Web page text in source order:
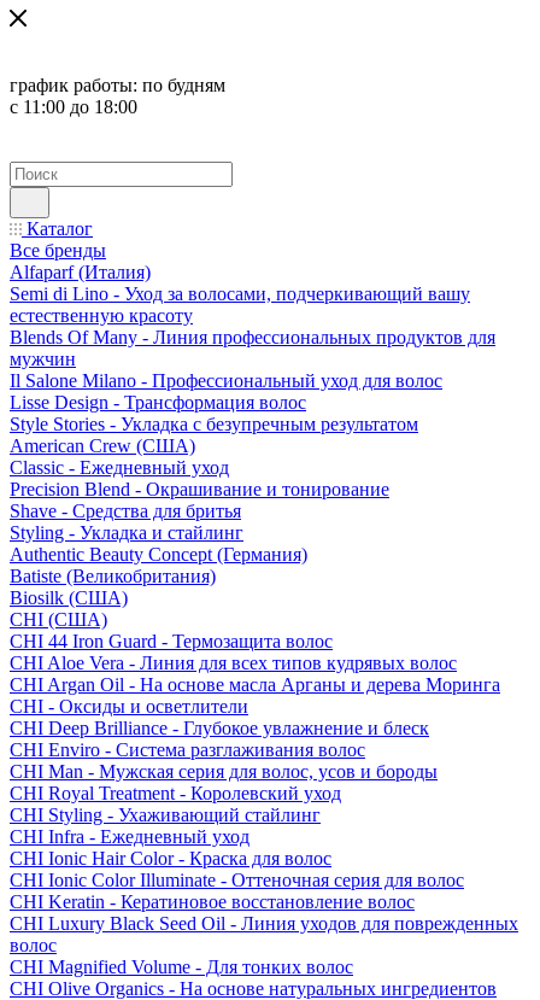
график работы: по будням
с 11:00 до 18:00
Каталог
Все бренды
Alfaparf (Италия)
Semi di Lino - Уход за волосами, подчеркивающий вашу
естественную красоту
Blends Of Many - Линия профессиональных продуктов для
мужчин
Il Salone Milano - Профессиональный уход для волос
Lisse Design - Трансформация волос
Style Stories - Укладка с безупречным результатом
American Crew (США)
Classic - Ежедневный уход
Precision Blend - Окрашивание и тонирование
Shave - Средства для бритья
Styling - Укладка и стайлинг
Authentic Beauty Concept (Германия)
Batiste (Великобритания)
Biosilk (США)
CHI (США)
CHI 44 Iron Guard - Термозащита волос
CHI Aloe Vera - Линия для всех типов кудрявых волос
CHI Argan Oil - На основе масла Арганы и дерева Моринга
CHI - Оксиды и осветлители
CHI Deep Brilliance - Глубокое увлажнение и блеск
CHI Enviro - Система разглаживания волос
CHI Man - Мужская серия для волос, усов и бороды
CHI Royal Treatment - Королевский уход
CHI Styling - Ухаживающий стайлинг
CHI Infra - Ежедневный уход
CHI Ionic Hair Color - Краска для волос
CHI Ionic Color Illuminate - Оттеночная серия для волос
CHI Keratin - Кератиновое восстановление волос
CHI Luxury Black Seed Oil - Линия уходов для поврежденных
волос
CHI Magnified Volume - Для тонких волос
CHI Olive Organics - На основе натуральных ингредиентов